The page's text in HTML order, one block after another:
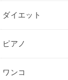
ダイエット
ピアノ
ワンコ